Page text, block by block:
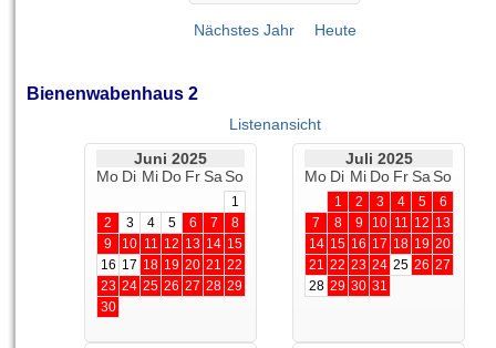
Nächstes Jahr Heute
Bienenwabenhaus 2
Listenansicht
Juni 2025
Mo Di Mi Do Fr Sa So
1
2
3 4 5 6 7
8
9
10 11 12 13 14 15
16 17 18 19 20 21 22
23 24 25 26 27 28 29
30
Juli 2025
Mo Di Mi Do Fr Sa So
1 2 3 4 5
6
7
8 9 10 11 12 13
14 15 16 17 18 19 20
21 22 23 24 25 26 27
28 29 30 31